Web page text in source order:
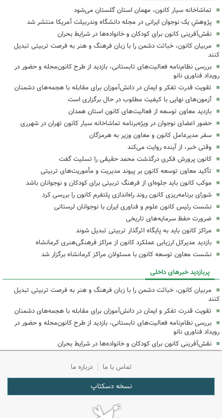
تماشاخانه سیار کانون، مهمان استان گلستان می‌شود
پژوهشِ یک نوجوان ایرانی در مجله دانشگاه وندربیلت آمریکا منتشر شد
نقش‌آفرینی کانون برای کودکان و خانواده‌ها در شرایط بحران
مربیان کانون، خباثت دشمن را با زبان فرهنگ و هنر به فرصت تربیتی تبدیل
کنند
بررسی نظام‌نامه فعالیت‌های تابستانی، بازدید از طرح کانون‌محله و حضور در
رویداد فناوری نانو
تقویت قدرت تفکر و ایمان در دانش‌آموزان برای مقابله با هجمه‌های دشمنان
آزمون‌های نهایی با کیفیت مطلوب در حال برگزاری است
بازدید معاون توسعه از فعالیت‌های کانون استان همدان
حضور اعضای نوجوان در ویژه‌برنامه تماشاخانه سیار کانون تهران در شهرری
سفر مدیرعامل کانون و معاون وزیر به هرمزگان
وقتی خبر، از آینده روایت می‌کند
کانون پرورش فکری درگذشت محمد حقیقی را تسلیت گفت
تأکید معاون توسعه کانون بر پیوند مدیریت و مأموریت‌های تربیتی
موکب کانون باید جلوه‌ای از فرهنگ تربیتی برای کودکان و نوجوانان باشد
شورای برنامه‌ریزی کانون روند راه‌اندازی پلتفرم کانون را بررسی کرد
نشست رئیس کانون علوم و فناوری ایران با نوجوانان لرستانی
ضرورت حفظ سرمایه‌های تاریخی
مراکز کانون باید به پایگاه اثرگذار تربیتی تبدیل شوند
بازدید مدیرکل ارزیابی عملکرد کانون از مراکز فرهنگی‌هنری کرمانشاه
نشست معاون توسعه کانون با مسئولان مراکز کرمانشاه برگزار شد
پربازدید خبرهای داخلی
مربیان کانون، خباثت دشمن را با زبان فرهنگ و هنر به فرصت تربیتی تبدیل
کنند
تقویت قدرت تفکر و ایمان در دانش‌آموزان برای مقابله با هجمه‌های دشمنان
بررسی نظام‌نامه فعالیت‌های تابستانی، بازدید از طرح کانون‌محله و حضور در
رویداد فناوری نانو
نقش‌آفرینی کانون برای کودکان و خانواده‌ها در شرایط بحران
تماس با ما درباره ما
نسخه دسکتاپ